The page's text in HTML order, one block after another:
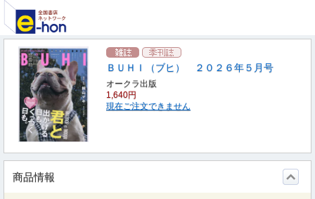
ＢＵＨＩ（ブヒ） ２０２６年５月号
オークラ出版
1,640円
現在ご注文できません
商品情報